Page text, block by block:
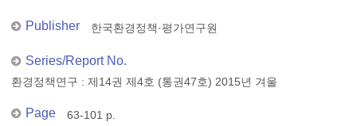
Publisher 한국환경정책·평가연구원
Series/Report No.
환경정책연구 : 제14권 제4호 (통권47호) 2015년 겨울
Page 63-101 p.